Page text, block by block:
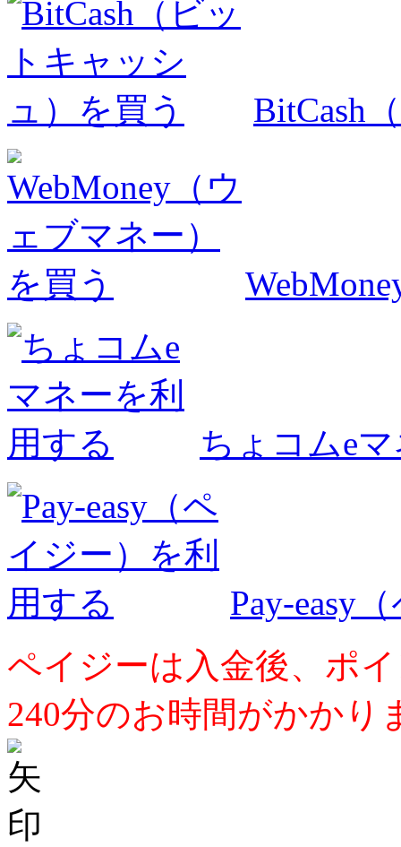
BitCash
ちょコムe
Pay-easy
ペイジーは入金後、ポ
240分のお時間がかかり